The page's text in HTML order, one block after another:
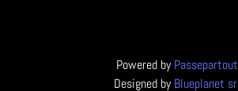
Powered byPassepartout
Designed byBlueplanet